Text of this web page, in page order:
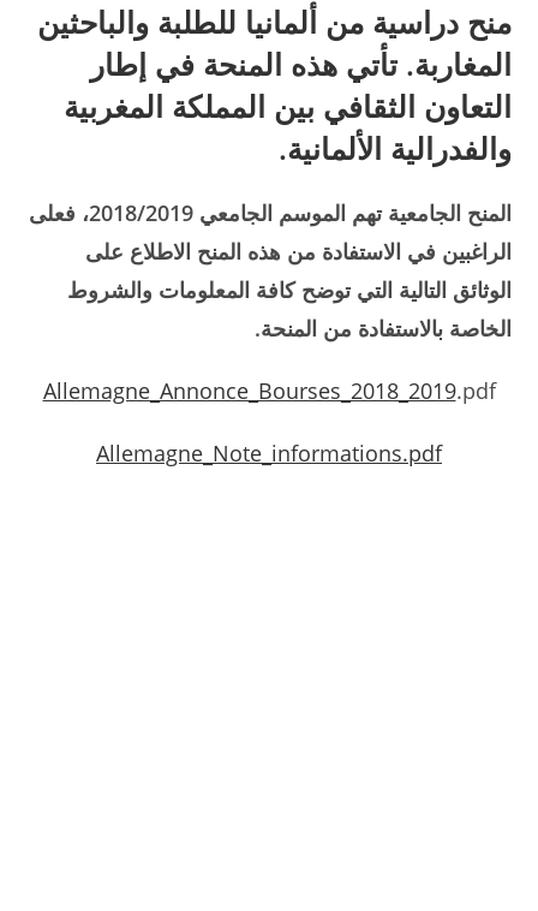
منح دراسية من ألمانيا للطلبة والباحثين
المغاربة. تأتي هذه المنحة في إطار
التعاون الثقافي بين المملكة المغربية
والفدرالية الألمانية.
المنح الجامعية تهم الموسم الجامعي 2018/2019، فعلى
الراغبين في الاستفادة من هذه المنح الاطلاع على
الوثائق التالية التي توضح كافة المعلومات والشروط
الخاصة بالاستفادة من المنحة.
Allemagne_Annonce_Bourses_2018_2019.pdf
Allemagne_Note_informations.pdf